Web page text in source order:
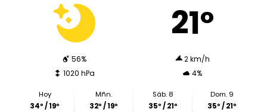
21º
56%
2 km/h
1020 hPa
4%
Hoy
34º / 19º
Mñn.
32º / 19º
Sáb. 8
35º / 21º
Dom. 9
35º / 21º